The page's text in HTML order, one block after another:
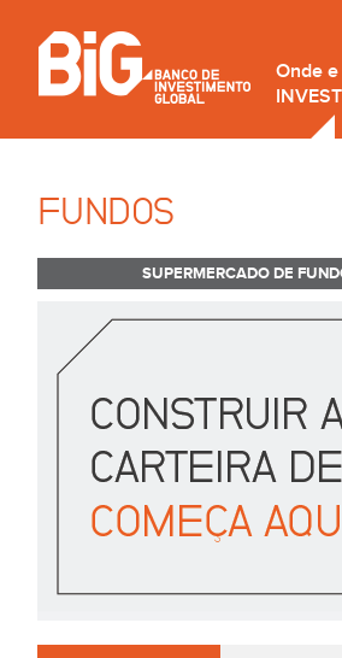
Onde
FUNDOS
SUPERMERCADO DE